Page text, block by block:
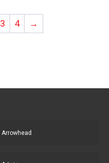
era:
3 4 →
Arrowhead